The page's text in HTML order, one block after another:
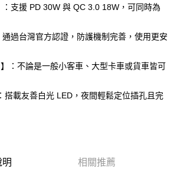
」】
不需綁卡、不需儲值。
，簡訊認證，即可結帳。
服務後，再付款。
帳流程】
確認金額後，即可完成結帳。
當下不需立刻繳費，但若您需要取消訂單，請聯絡
家同意取消之訂單仍視為有效，需透過AFTEE先享
含以上)免運費
含以上)免運費
：支援 PD 30W 與 QC 3.0 18W，可同時為
通過台灣官方認證，防護機制完善，使用更安
】：不論是一般小客車、大型卡車或貨車皆可
搭載友善白光 LED，夜間輕鬆定位插孔且完
相關推薦